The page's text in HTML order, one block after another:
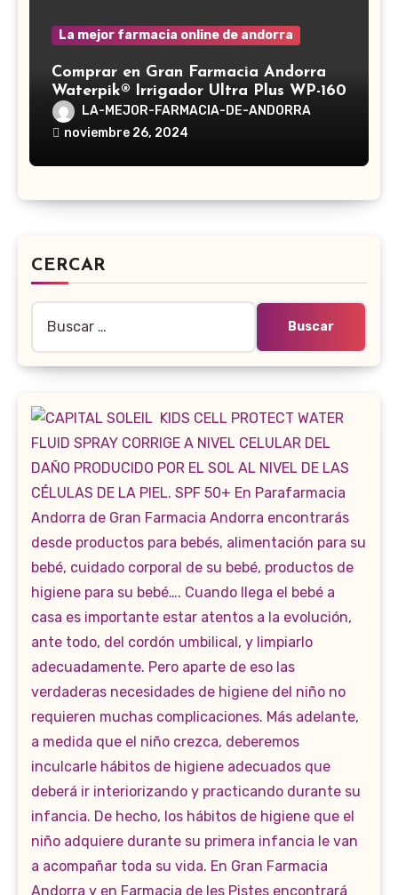
La mejor farmacia online de andorra
Comprar en Gran Farmacia Andorra
Waterpik® Irrigador Ultra Plus WP-160
LA-MEJOR-FARMACIA-DE-ANDORRA
noviembre 26, 2024
CERCAR